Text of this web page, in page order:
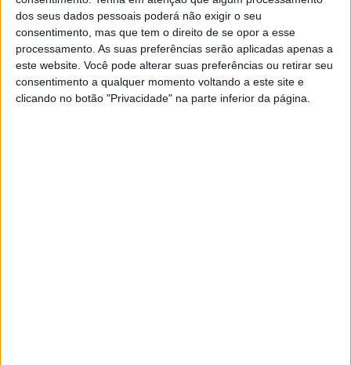
dos seus dados pessoais poderá não exigir o seu
consentimento, mas que tem o direito de se opor a esse
processamento. As suas preferências serão aplicadas apenas a
este website. Você pode alterar suas preferências ou retirar seu
consentimento a qualquer momento voltando a este site e
clicando no botão "Privacidade" na parte inferior da página.
Na lista à Câmara Municipal, Luís Vitorino faz-se
acompanhar por Luís Costa, Teresa Simão, João
Bugalhão e Ana Raquel Cruz, como efectivos.
Já a lista liderada por Fernando Bonito Dias à